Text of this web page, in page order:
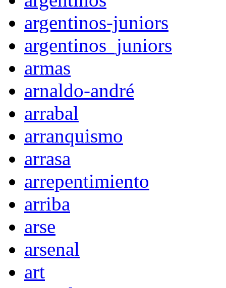
argentinos-juniors
argentinos_juniors
armas
arnaldo-andré
arrabal
arranquismo
arrasa
arrepentimiento
arriba
arse
arsenal
art